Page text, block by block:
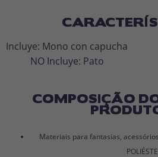
Incluye: Mono con capucha
NO Incluye: Pato
COMPOSIÇÃO
Materiais para fantasias,